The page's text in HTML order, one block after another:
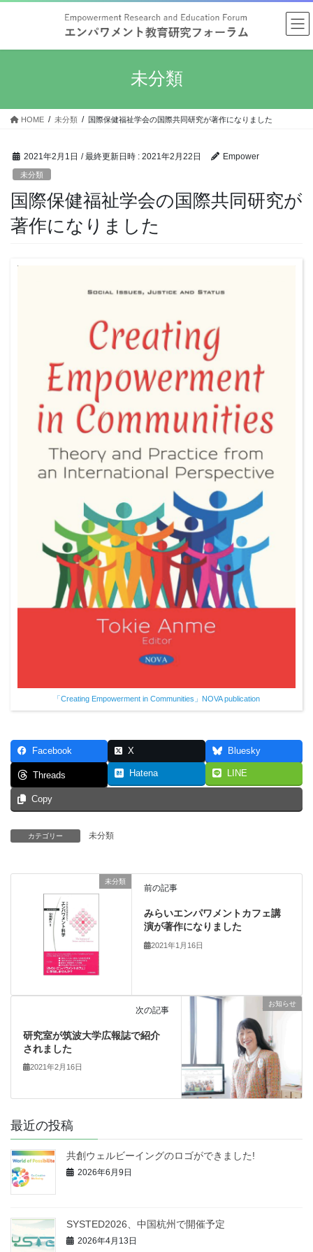
ン
キ
ー
に
未分類
HOME 未分類 国際保健福祉学会の国際共同研究が著作になりました
2021年2月1日 / 最終更新日時 : 2021年2月22日 Empower
未分類
国際保健福祉学会の国際共同研究が
著作になりました
「Creating Empowerment in Communities」NOVA publication
Facebook X Bluesky
Threads Hatena LINE
Copy
カテゴリー 未分類
未分類
前の記事
みらいエンパワメントカフェ講
演が著作になりました
2021年1月16日
お知らせ
次の記事
研究室が筑波大学広報誌で紹介
されました
2021年2月16日
最近の投稿
共創ウェルビーイングのロゴができました!
2026年6月9日
SYSTED2026、中国杭州で開催予定
2026年4月13日